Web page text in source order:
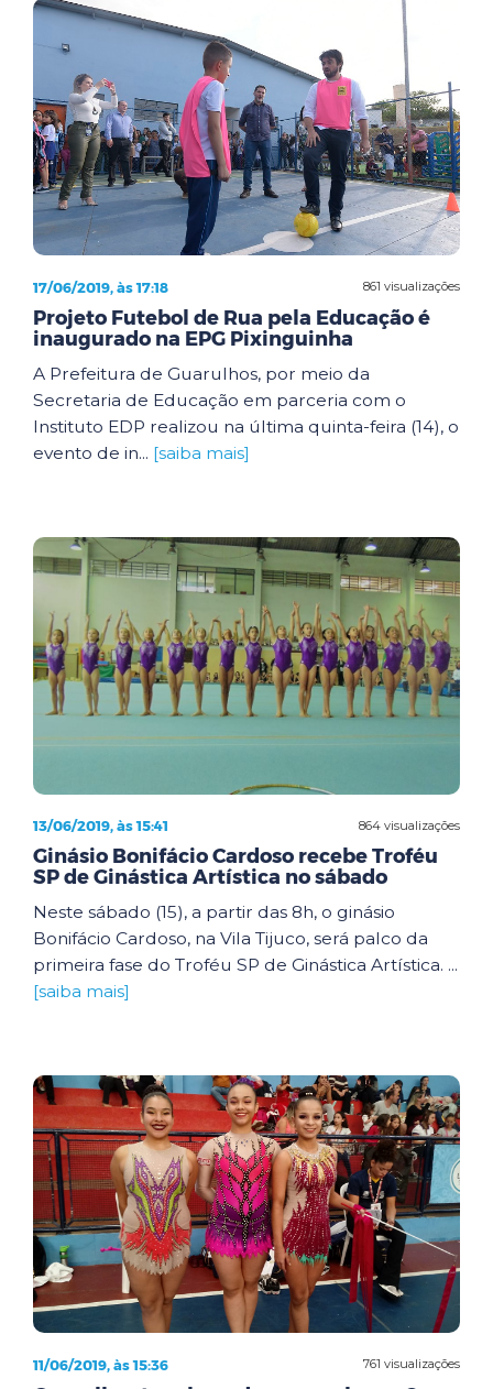
861 visualizações
17/06/2019, às 17:18
Projeto Futebol de Rua pela Educação é
inaugurado na EPG Pixinguinha
A Prefeitura de Guarulhos, por meio da
Secretaria de Educação em parceria com o
Instituto EDP realizou na última quinta-feira (14), o
evento de in... [saiba mais]
864 visualizações
13/06/2019, às 15:41
Ginásio Bonifácio Cardoso recebe Troféu
SP de Ginástica Artística no sábado
Neste sábado (15), a partir das 8h, o ginásio
Bonifácio Cardoso, na Vila Tijuco, será palco da
primeira fase do Troféu SP de Ginástica Artística. ...
[saiba mais]
761 visualizações
11/06/2019, às 15:36